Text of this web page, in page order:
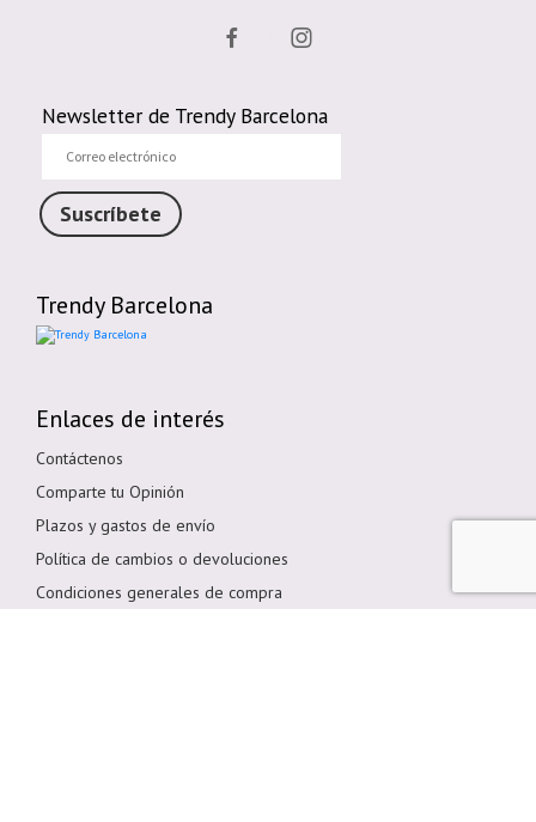
Newsletter de Trendy Barcelona
electrónico
Suscríbete
Trendy Barcelona
Enlaces de interés
Contáctenos
Comparte tu Opinión
Plazos y gastos de envío
Política de cambios o devoluciones
Condiciones generales de compra